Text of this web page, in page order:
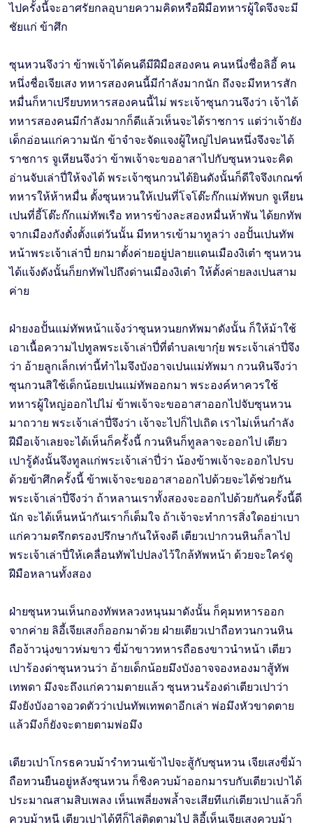
ไปครั้งนี้จะอาศรัยกลอุบายความคิดหรือฝีมือทหารผู้ใดจึงจะมี
ชัยแก่ ข้าศึก
ซุนหวนจึงว่า ข้าพเจ้าได้คนดีมีฝีมือสองคน คนหนึ่งชื่อลิอี้ คน
หนึ่งชื่อเจียเสง ทหารสองคนนี้มีกำลังมากนัก ถึงจะมีทหารสัก
หมื่นก็หาเปรียบทหารสองคนนี้ไม่ พระเจ้าซุนกวนจึงว่า เจ้าได้
ทหารสองคนมีกำลังมากก็ดีแล้วเห็นจะได้ราชการ แต่ว่าเจ้ายัง
เด็กอ่อนแก่ความนัก ข้าจำจะจัดแจงผู้ใหญ่ไปคนหนึ่งจึงจะได้
ราชการ จูเหียนจึงว่า ข้าพเจ้าจะขออาสาไปกับซุนหวนจะคิด
อ่านจับเล่าปี่ให้จงได้ พระเจ้าซุนกวนได้ยินดังนั้นก็ดีใจจึงเกณฑ์
ทหารให้ห้าหมื่น ตั้งซุนหวนให้เปนที่โจโต๊ะก๊กแม่ทัพบก จูเหียน
เปนที่อี้โต๊ะก๊กแม่ทัพเรือ ทหารข้างละสองหมื่นห้าพัน ได้ยกทัพ
จากเมืองกังตั๋งตั้งแต่วันนั้น มีทหารเข้ามาทูลว่า งอปั้นเปนทัพ
หน้าพระเจ้าเล่าปี่ ยกมาตั้งค่ายอยู่ปลายแดนเมืองงิเต๋า ซุนหวน
ได้แจ้งดังนั้นก็ยกทัพไปถึงด่านเมืองงิเต๋า ให้ตั้งค่ายลงเปนสาม
ค่าย
ฝ่ายงอปั้นแม่ทัพหน้าแจ้งว่าซุนหวนยกทัพมาดังนั้น ก็ให้ม้าใช้
เอาเนื้อความไปทูลพระเจ้าเล่าปี่ที่ตำบลเขากุ๋ย พระเจ้าเล่าปี่จึง
ว่า อ้ายลูกเล็กเท่านี้ทำไมจึงบังอาจเปนแม่ทัพมา กวนหินจึงว่า
ซุนกวนสิใช้เด็กน้อยเปนแม่ทัพออกมา พระองค์หาควรใช้
ทหารผู้ใหญ่ออกไปไม่ ข้าพเจ้าจะขออาสาออกไปจับซุนหวน
มาถวาย พระเจ้าเล่าปี่จึงว่า เจ้าจะไปก็ไปเถิด เราไม่เห็นกำลัง
ฝีมือเจ้าเลยจะได้เห็นก็ครั้งนี้ กวนหินก็ทูลลาจะออกไป เตียว
เปารู้ดังนั้นจึงทูลแก่พระเจ้าเล่าปี่ว่า น้องข้าพเจ้าจะออกไปรบ
ด้วยข้าศึกครั้งนี้ ข้าพเจ้าจะขออาสาออกไปด้วยจะได้ช่วยกัน
พระเจ้าเล่าปี่จึงว่า ถ้าหลานเราทั้งสองจะออกไปด้วยกันครั้งนี้ดี
นัก จะได้เห็นหน้ากันเราก็เต็มใจ ถ้าเจ้าจะทำการสิ่งใดอย่าเบา
แก่ความตรึกตรองปรึกษากันให้จงดี เตียวเปากวนหินก็ลาไป
พระเจ้าเล่าปี่ให้เคลื่อนทัพไปปลงไว้ใกล้ทัพหน้า ด้วยจะใคร่ดู
ฝีมือหลานทั้งสอง
ฝ่ายซุนหวนเห็นกองทัพหลวงหนุนมาดังนั้น ก็คุมทหารออก
จากค่าย ลิอี้เจียเสงก็ออกมาด้วย ฝ่ายเตียวเปาถือทวนกวนหิน
ถือง้าวนุ่งขาวห่มขาว ขี่ม้าขาวทหารถือธงขาวนำหน้า เตียว
เปาร้องด่าซุนหวนว่า อ้ายเด็กน้อยมึงบังอาจจองหองมาสู้ทัพ
เทพดา มึงจะถึงแก่ความตายแล้ว ซุนหวนร้องด่าเตียวเปาว่า
มึงยังบังอาจอวดตัวว่าเปนทัพเทพดาอีกเล่า พ่อมึงหัวขาดตาย
แล้วมึงก็ยังจะตายตามพ่อมึง
เตียวเปาโกรธควบม้ารำทวนเข้าไปจะสู้กับซุนหวน เจียเสงขี่ม้า
ถือทวนยืนอยู่หลังซุนหวน ก็ชิงควบม้าออกมารบกับเตียวเปาได้
ประมาณสามสิบเพลง เห็นเพลี่ยงพลํ้าจะเสียทีแก่เตียวเปาแล้วก็
ควบม้าหนี เตียวเปาได้ทีก็ไล่ติดตามไป ลิอี้เห็นเจียเสงควบม้า